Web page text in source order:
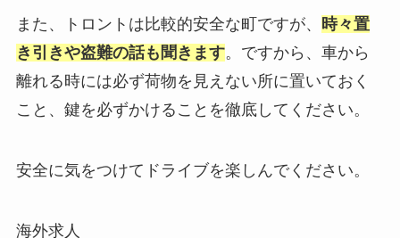
また、トロントは比較的安全な町ですが、 時々置
き引きや盗難の話も聞きます。ですから、車から
離れる時には必ず荷物を見えない所に置いておく
こと、鍵を必ずかけることを徹底してください。
安全に気をつけてドライブを楽しんでください。
海外求人